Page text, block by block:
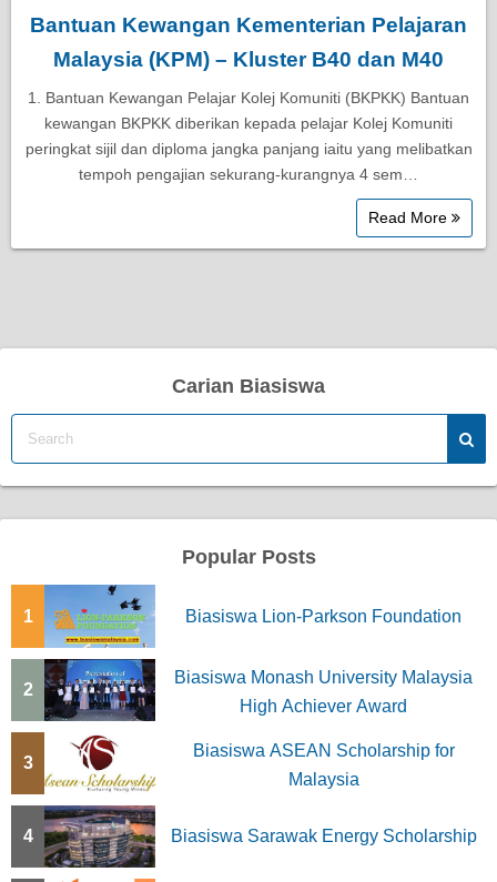
Bantuan Kewangan Kementerian Pelajaran
Malaysia (KPM) – Kluster B40 dan M40
1. Bantuan Kewangan Pelajar Kolej Komuniti (BKPKK) Bantuan
kewangan BKPKK diberikan kepada pelajar Kolej Komuniti
peringkat sijil dan diploma jangka panjang iaitu yang melibatkan
tempoh pengajian sekurang-kurangnya 4 sem…
Read More
Carian Biasiswa
Popular Posts
1 Biasiswa Lion-Parkson Foundation
2
Biasiswa Monash University Malaysia
High Achiever Award
3
Biasiswa ASEAN Scholarship for
Malaysia
4 Biasiswa Sarawak Energy Scholarship